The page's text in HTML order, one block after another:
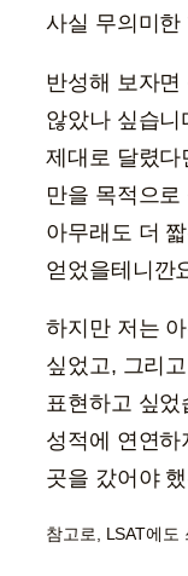
사실 무의미한
반성해 보자면
않았나 싶습
제대로 달렸다
만을 목적으
아무래도 더
얻었을테니깐
하지만 저는
싶었고, 그리
표현하고 싶었
성적에 연연
곳을 갔어야
참고로, LSAT에도